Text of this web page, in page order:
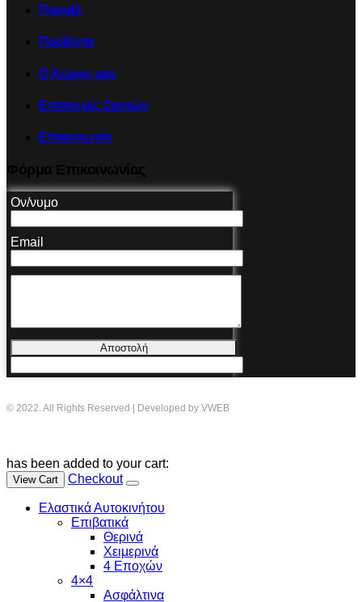
Προφίλ
Προϊόντα
Ο Χώρος μας
Επισκευές Ζαντών
Επικοινωνία
Ον/νυμο
Email
Αποστολή
© 2022. All Rights Reserved | Developed by VWEB
has been added to your cart:
View Cart Checkout
Ελαστικά Αυτοκινήτου
Επιβατικά
Θερινά
Χειμερινά
4 Εποχών
4×4
Ασφάλτινα